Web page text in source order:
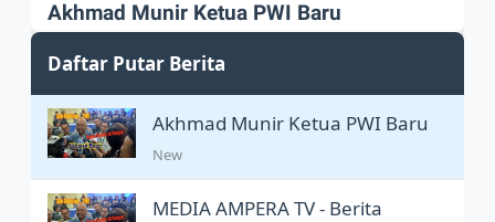
Akhmad Munir Ketua PWI Baru
Akhmad Munir sah Pimpin PWI Pusat
Daftar Putar Berita
Akhmad Munir Ketua PWI Baru
New
MEDIA AMPERA TV - Berita